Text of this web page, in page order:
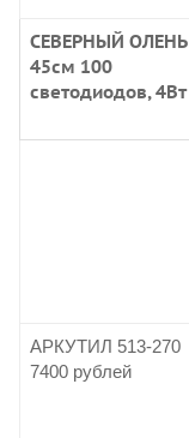
СЕВЕРНЫЙ ОЛЕНЬ
45см 100
светодиодов, 4Вт
АРКУТИЛ 513-270
7400 рублей